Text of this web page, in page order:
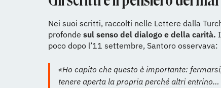
Nei suoi scritti, raccolti nelle Lettere dalla
profonde sul senso del dialogo e della carità.
poco dopo l’11 settembre, Santoro osservava:
«Ho capito che questo è importante:
tenere aperta la propria perché altri